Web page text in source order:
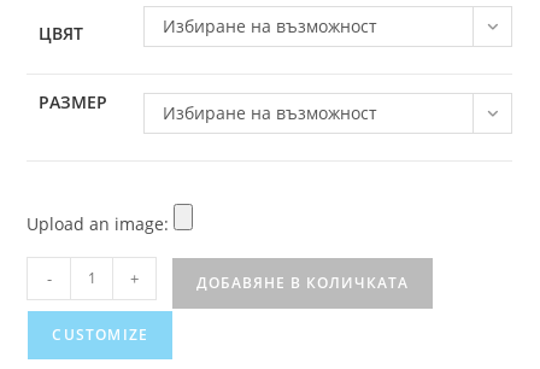
ЦВЯТ Избиране на възможност
РАЗМЕР Избиране на възможност
Upload an image:
- + ДОБАВЯНЕ В КОЛИЧКАТА
CUSTOMIZE